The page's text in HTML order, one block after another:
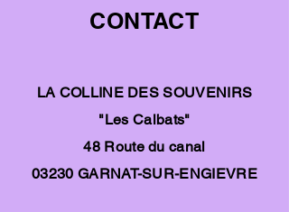
CONTACT
LA COLLINE DES SOUVENIRS
"Les Calbats"
48 Route du canal
03230 GARNAT-SUR-ENGIEVRE